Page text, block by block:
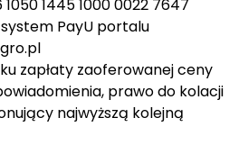
1445 1000 0022 7647
PayU portalu
zapłaty zaoferowanej ceny
prawo do kolacji
najwyższą kolejną